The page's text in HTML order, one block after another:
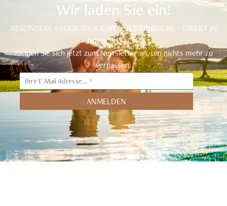
Wir laden Sie ein!
BESONDERE ANGEBOTE & EXKLUSIVE EINBLICKE – DIREKT IN
IHR POSTFACH.
Melden Sie sich jetzt zum Newsletter an, um nichts mehr zu
verpassen.